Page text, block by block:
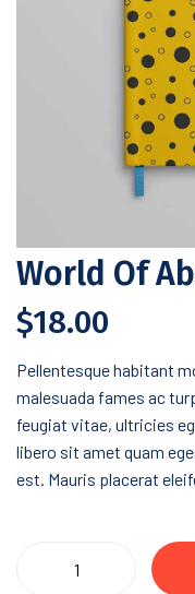
World Of
$18.00
Pellentesque habitant
malesuada fames ac
feugiat vitae, ultricies
libero sit amet quam
est. Mauris placerat